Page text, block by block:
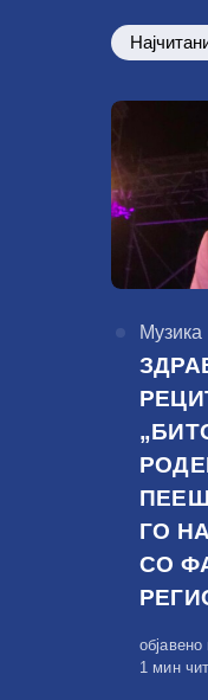
Музика
ГО
СО
Објавено
на
1 мин